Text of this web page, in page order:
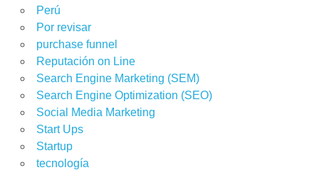
Perú
Por revisar
purchase funnel
Reputación on Line
Search Engine Marketing (SEM)
Search Engine Optimization (SEO)
Social Media Marketing
Start Ups
Startup
tecnología